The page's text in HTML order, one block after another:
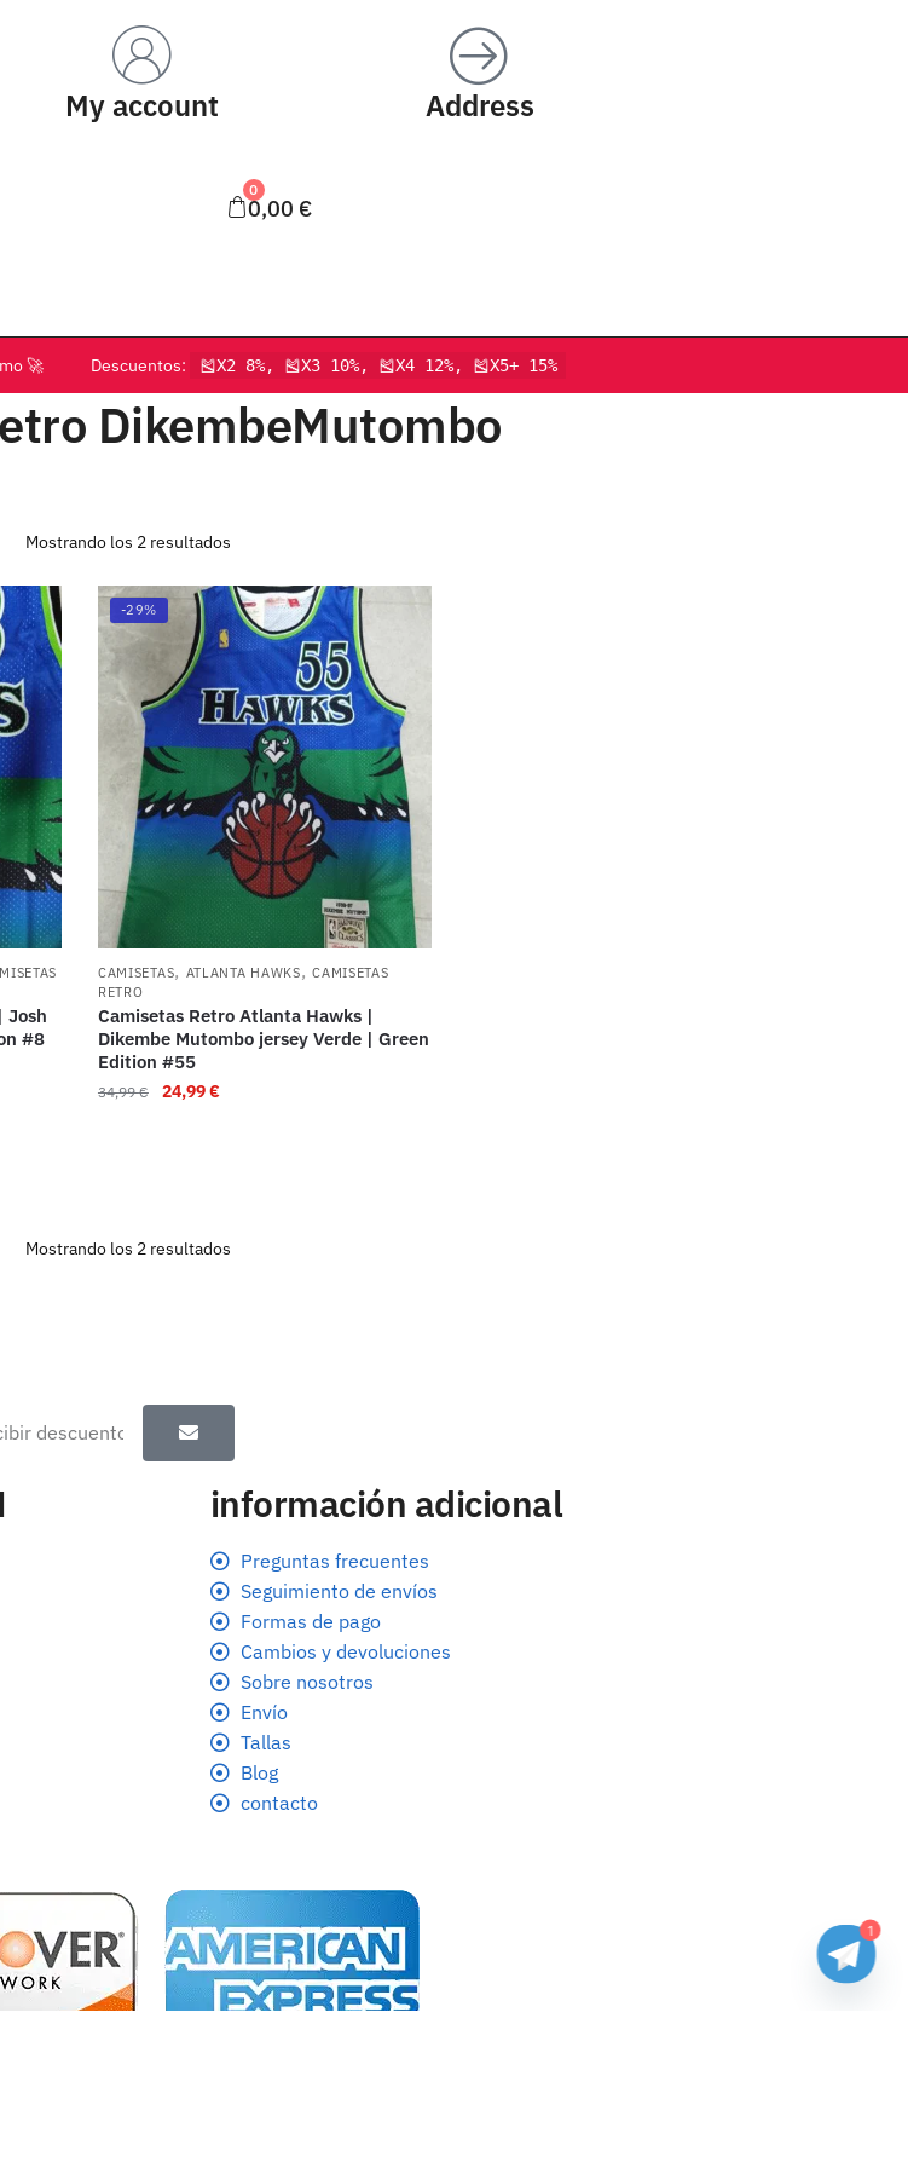
My account Address
0
0,00 €
🚀 Descuentos: 🎽X2 8%, 🎽X3 10%, 🎽X4 12%, 🎽X5+ 15%
DikembeMutombo
Mostrando los 2 resultados
Josh
#8
-29%
CAMISETAS, ATLANTA HAWKS,CAMISETAS
RETRO
Camisetas Retro Atlanta Hawks |
Dikembe Mutombo jersey Verde | Green
Edition #55
34,99€ 24,99€
Mostrando los 2 resultados
información adicional
Preguntas frecuentes
Seguimiento de envíos
Formas de pago
Cambios y devoluciones
Sobre nosotros
Envío
Tallas
Blog
contacto
1